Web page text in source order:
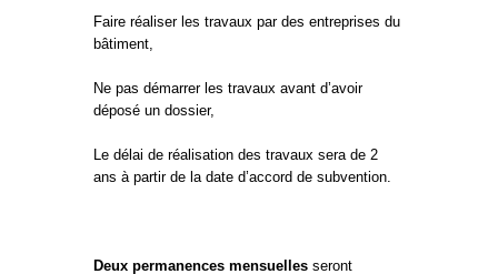
Faire réaliser les travaux par des entreprises du
bâtiment,
Ne pas démarrer les travaux avant d’avoir
déposé un dossier,
Le délai de réalisation des travaux sera de 2
ans à partir de la date d’accord de subvention.
Deux permanences mensuelles seront